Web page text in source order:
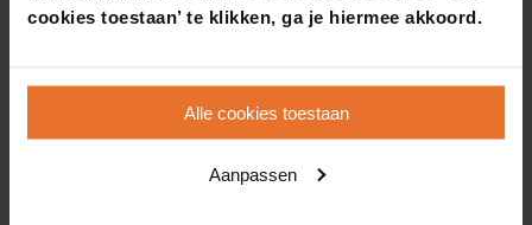
cookies toestaan’ te klikken, ga je hiermee akkoord.
Alle cookies toestaan
Aanpassen